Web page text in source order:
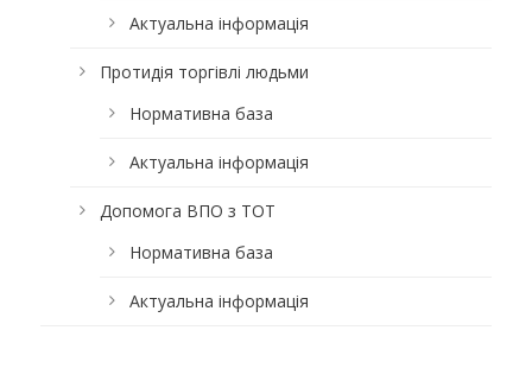
Актуальна інформація
Протидія торгівлі людьми
Нормативна база
Актуальна інформація
Допомога ВПО з ТОТ
Нормативна база
Актуальна інформація